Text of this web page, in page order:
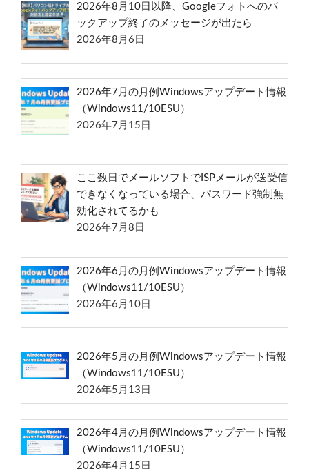
2026年8月10日以降、Googleフォトへのバ
ックアップ終了のメッセージが出たら
2026年8月6日
2026年7月の月例Windowsアップデート情報
（Windows11/10ESU）
2026年7月15日
ここ数日でメールソフトでISPメールが送受信
できなくなっている場合、パスワード強制無
効化されてるかも
2026年7月8日
2026年6月の月例Windowsアップデート情報
（Windows11/10ESU）
2026年6月10日
2026年5月の月例Windowsアップデート情報
（Windows11/10ESU）
2026年5月13日
2026年4月の月例Windowsアップデート情報
（Windows11/10ESU）
2026年4月15日